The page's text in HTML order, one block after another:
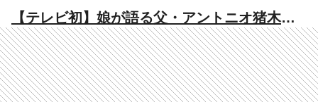
【テレビ初】娘が語る父・アントニオ猪木の
素顔 母・倍賞美津子との家族写真も「素晴
らしい人だから悪い父親でもいい」